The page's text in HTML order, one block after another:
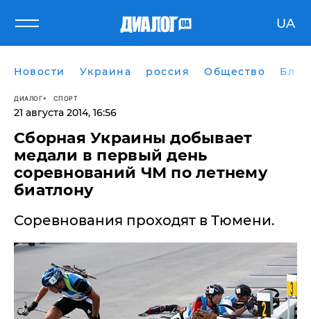
UA
Новости Украина россия Общество
ДИАЛОГ СПОРТ
21 августа 2014, 16:56
Сборная Украины добывает
медали в первый день
соревнований ЧМ по летнему
биатлону
Соревнования проходят в Тюмени.